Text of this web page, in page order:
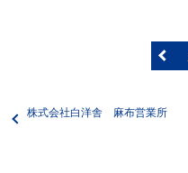
株式会社白洋舎 麻布営業所